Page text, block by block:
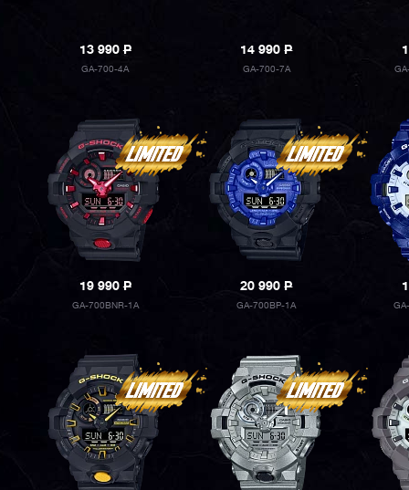
13 990P
GA-700-4A
14 990P
GA-700-7A
19 990P
GA-700BNR-1A
20 990P
GA-700BP-1A